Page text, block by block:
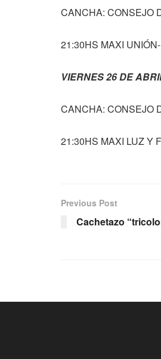
CANCHA: CONSEJO
21:30HS MAXI
VIERNES 26 DE
CANCHA: CONSEJO
21:30HS MAXI LUZ Y
Previous Post
Cachetazo